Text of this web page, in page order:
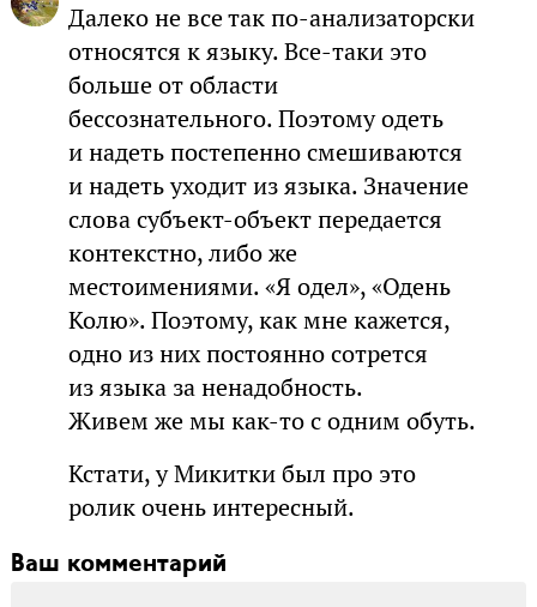
Далеко не все так по-анализаторски
относятся к языку. Все-таки это
больше от области
бессознательного. Поэтому одеть
и надеть постепенно смешиваются
и надеть уходит из языка. Значение
слова субъект-объект передается
контекстно, либо же
местоимениями. «Я одел», «Одень
Колю». Поэтому, как мне кажется,
одно из них постоянно сотрется
из языка за ненадобность.
Живем же мы как-то с одним обуть.
Кстати, у Микитки был про это
ролик очень интересный.
Ваш комментарий